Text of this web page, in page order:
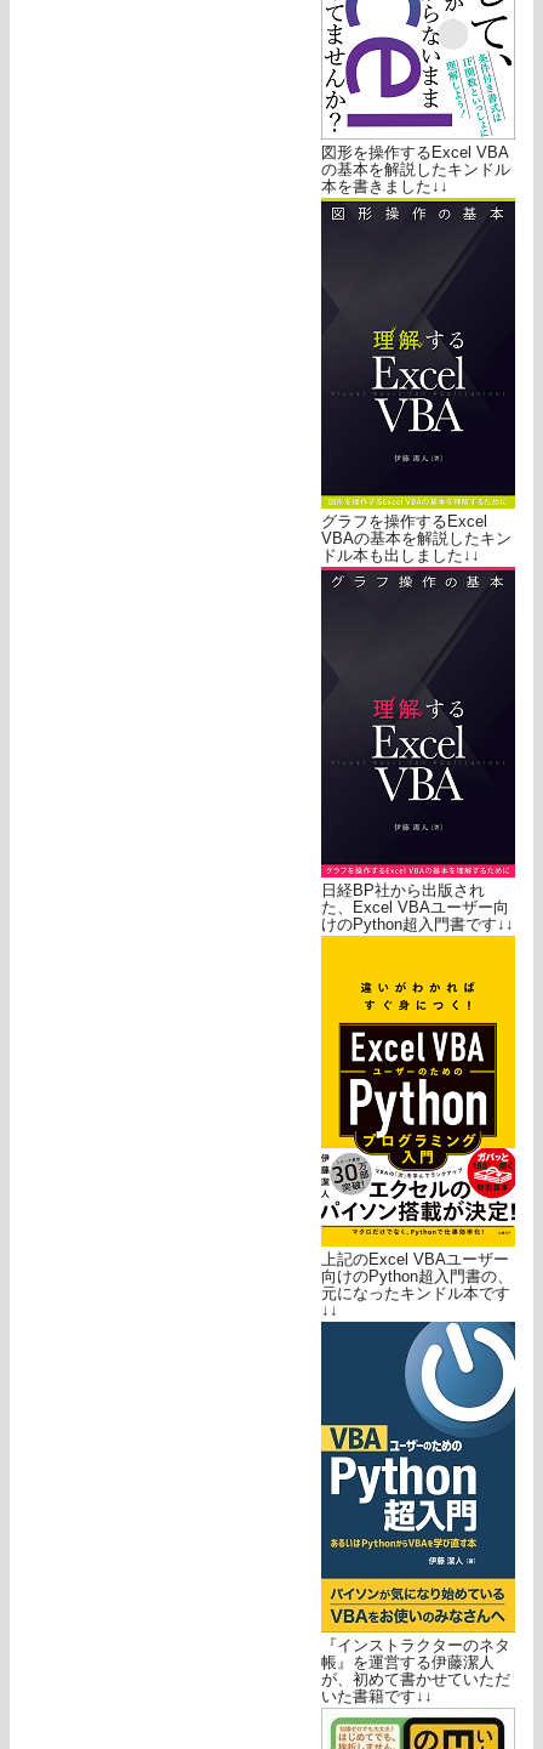
図形を操作するExcel VBA
の基本を解説したキンドル
本を書きました↓↓
グラフを操作するExcel
VBAの基本を解説したキン
ドル本も出しました↓↓
日経BP社から出版され
た、Excel VBAユーザー向
けのPython超入門書です↓↓
上記のExcel VBAユーザー
向けのPython超入門書の、
元になったキンドル本です
↓↓
『インストラクターのネタ
帳』を運営する伊藤潔人
が、初めて書かせていただ
いた書籍です↓↓